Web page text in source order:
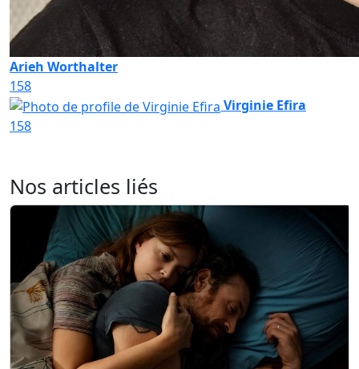
Arieh Worthalter
158
Virginie Efira
158
Nos articles liés